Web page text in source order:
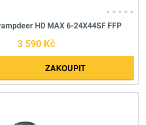
HD MAX 6-24X44SF FFP
3 590 Kč
ZAKOUPIT